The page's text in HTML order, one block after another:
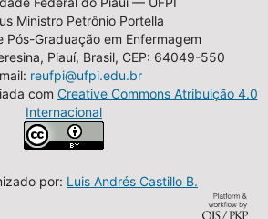
Ministro Petrônio Portella
Pós-Graduação em Enfermagem
Piauí, Brasil, CEP: 64049-550
reufpi@ufpi.edu.br
com Creative Commons Atribuição 4.0
Internacional
por: Luis Andrés Castillo B.